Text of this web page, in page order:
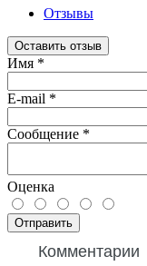
Отзывы
Оставить отзыв
Имя *
E-mail *
Сообщение *
Оценка
Отправить
Комментарии